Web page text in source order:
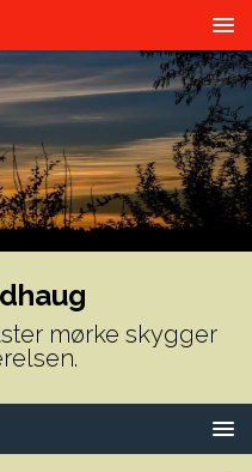
mørke skygger